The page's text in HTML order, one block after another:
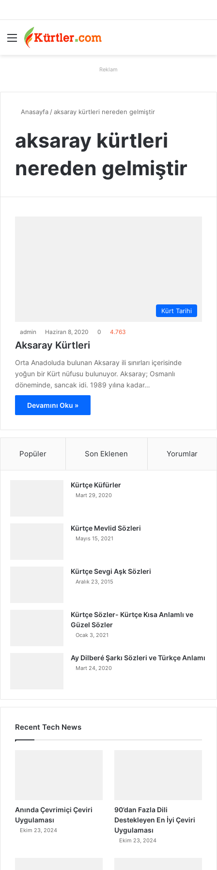
Menü
Reklam
Anasayfa /aksaray kürtleri nereden gelmiştir
aksaray kürtleri
nereden gelmiştir
Kürt Tarihi
admin Haziran 8, 2020 0 4.763
Aksaray Kürtleri
Orta Anadoluda bulunan Aksaray ili sınırları içerisinde
yoğun bir Kürt nüfusu bulunuyor. Aksaray; Osmanlı
döneminde, sancak idi. 1989 yılına kadar…
Devamını Oku »
Popüler Son Eklenen Yorumlar
Kürtçe Küfürler
Mart 29, 2020
Kürtçe Mevlid Sözleri
Mayıs 15, 2021
Kürtçe Sevgi Aşk Sözleri
Aralık 23, 2015
Kürtçe Sözler- Kürtçe Kısa Anlamlı ve
Güzel Sözler
Ocak 3, 2021
Ay Dilberé Şarkı Sözleri ve Türkçe Anlamı
Mart 24, 2020
Recent Tech News
Anında Çevrimiçi Çeviri
Uygulaması
Ekim 23, 2024
90’dan Fazla Dili
Destekleyen En İyi Çeviri
Uygulaması
Ekim 23, 2024